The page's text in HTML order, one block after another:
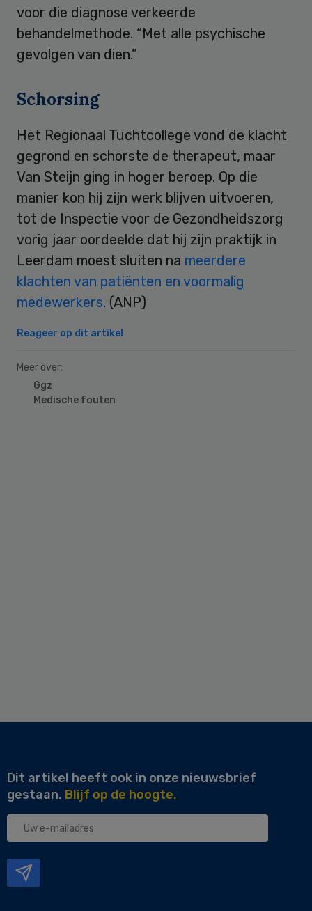
voor die diagnose verkeerde
behandelmethode. “Met alle psychische
gevolgen van dien.”
Schorsing
Het Regionaal Tuchtcollege vond de klacht
gegrond en schorste de therapeut, maar
Van Steijn ging in hoger beroep. Op die
manier kon hij zijn werk blijven uitvoeren,
tot de Inspectie voor de Gezondheidszorg
vorig jaar oordeelde dat hij zijn praktijk in
Leerdam moest sluiten na meerdere
klachten van patiënten en voormalig
medewerkers. (ANP)
Reageer op dit artikel
Meer over:
Ggz
Medische fouten
Dit artikel heeft ook in onze nieuwsbrief
gestaan. Blijf op de hoogte.
Uw